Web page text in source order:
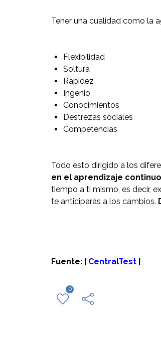
Tener una cualidad como la
Flexibilidad
Soltura
Rapidez
Ingenio
Conocimientos
Destrezas sociales
Competencias
Todo esto dirigido a los
en el aprendizaje
tiempo a ti mismo, es decir,
te anticiparás a los cambios.
Fuente: | CentralTest
0